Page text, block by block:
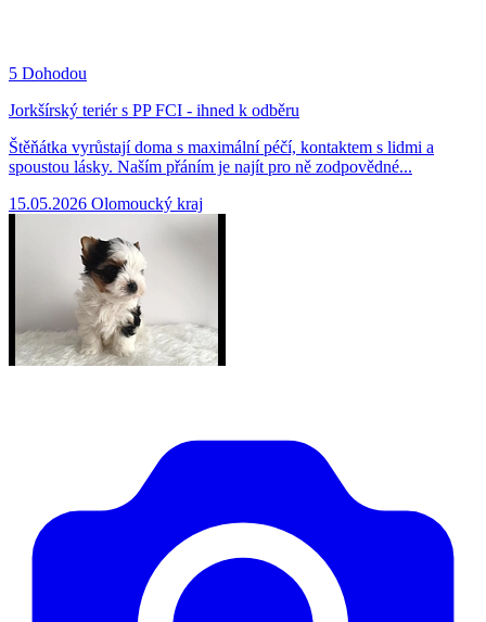
5 Dohodou
Jorkšírský teriér s PP FCI - ihned k odběru
Štěňátka vyrůstají doma s maximální péčí, kontaktem s lidmi a
spoustou lásky. Naším přáním je najít pro ně zodpovědné...
15.05.2026 Olomoucký kraj